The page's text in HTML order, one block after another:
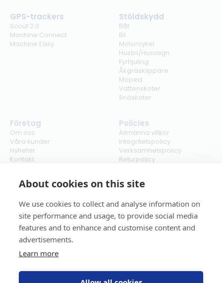
About cookies on this site
We use cookies to collect and analyse information on
site performance and usage, to provide social media
features and to enhance and customise content and
advertisements.
Learn more
GPS-trackers
Scout 2.0
Machine Connect
Machine Easy
Stöldskydd
Båt
Bil
Motorcykel
Husbil/Husvagn
Fyrhjuling
Åkgräsklippare
Moped
Vattenskoter
Snöskoter
Företag
Om oss
Våra kunder
Nyheter
Kontakt
Policies
Allmänna villkor
Integritetspolicy
Verksamhetspolicy
Returpolicy
Cookies